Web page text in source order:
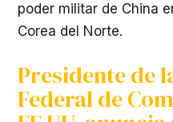
poder militar de China
Corea del Norte.
Presidente de
Federal de